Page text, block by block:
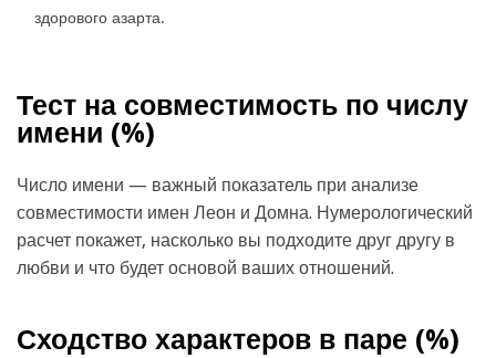
здорового азарта.
Тест на совместимость по числу
имени (%)
Число имени — важный показатель при анализе
совместимости имен Леон и Домна. Нумерологический
расчет покажет, насколько вы подходите друг другу в
любви и что будет основой ваших отношений.
Сходство характеров в паре (%)